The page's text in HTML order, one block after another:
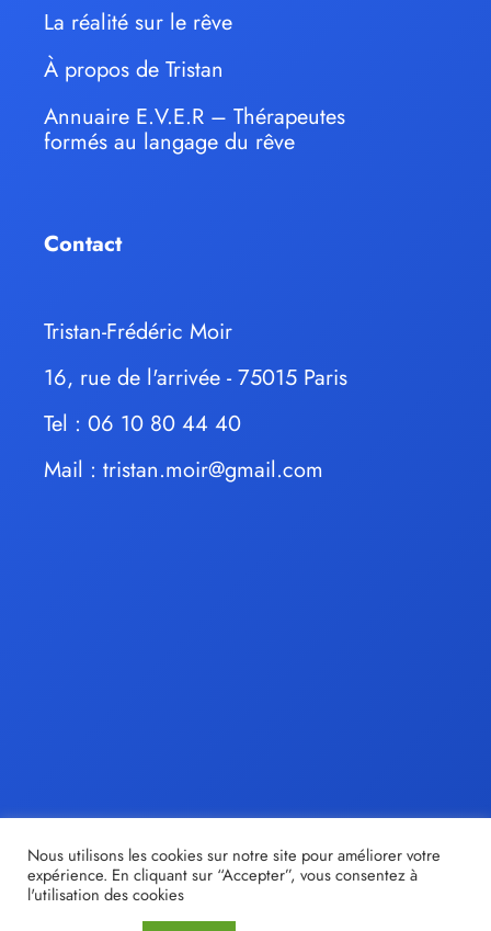
La réalité sur le rêve
À propos de Tristan
Annuaire E.V.E.R – Thérapeutes
formés au langage du rêve
Contact
Tristan-Frédéric Moir
16, rue de l'arrivée - 75015 Paris
Tel : 06 10 80 44 40
Mail : tristan.moir@gmail.com
Nous utilisons les cookies sur notre site pour améliorer votre
expérience. En cliquant sur “Accepter”, vous consentez à
l'utilisation des cookies